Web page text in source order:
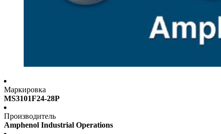
Маркировка
MS3101F24-28P
Производитель
Amphenol Industrial Operations